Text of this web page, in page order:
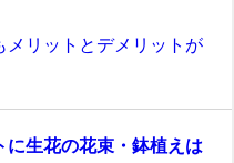
メリットとデメリットが
に生花の花束・鉢植えは